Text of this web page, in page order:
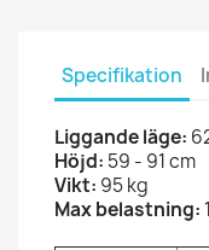
Specifikation
Liggande läge:
Höjd: 59 - 91 cm
Vikt: 95 kg
Max belastning: